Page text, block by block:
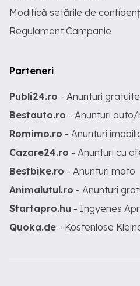
Modifică setările de
Regulament Campanie
Parteneri
Publi24.ro - Anunturi gratuite
Bestauto.ro - Anunturi
Romimo.ro - Anunturi
Cazare24.ro - Anunturi cu
Bestbike.ro - Anunturi moto
Animalutul.ro - Anunturi
Startapro.hu - Ingyenes
Quoka.de - Kostenlose